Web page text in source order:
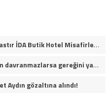
Kazdağları’nın Gözdesi Antik Manastır İDA Butik Hotel Misafirlerinden Tam Not Alıyor
Trump’tan İran açıklaması: “Uygun davranmazlarsa gereğini yaparım”
Aydın gözaltına alındı!